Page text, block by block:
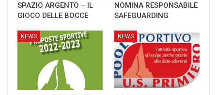
SPAZIO ARGENTO – IL
GIOCO DELLE BOCCE
NOMINA RESPONSABILE
SAFEGUARDING
NEWS NEWS